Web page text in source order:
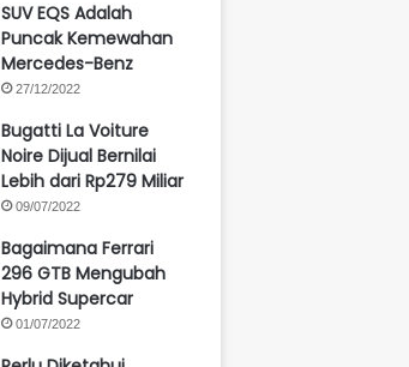
SUV EQS Adalah
Puncak Kemewahan
Mercedes-Benz
27/12/2022
Bugatti La Voiture
Noire Dijual Bernilai
Lebih dari Rp279 Miliar
09/07/2022
Bagaimana Ferrari
296 GTB Mengubah
Hybrid Supercar
01/07/2022